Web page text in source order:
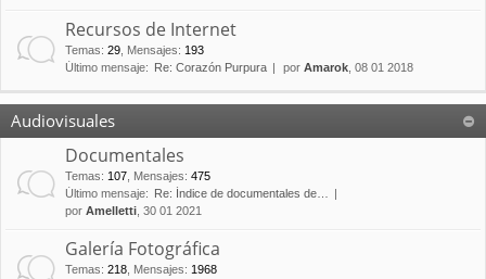
Recursos de Internet
Temas: 29 Mensajes: 193
Último mensaje:
Re: Corazón Purpura por Amarok , 08 01 2018
Audiovisuales
Documentales
Temas: 107 Mensajes: 475
Último mensaje:
Re: Índice de documentales de…
por Amelletti , 30 01 2021
Galería Fotográfica
Temas: 218 Mensajes: 1968